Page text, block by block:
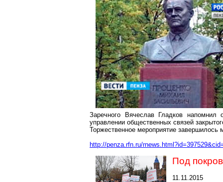
Заречного Вячеслав Гладков
управлении общественных связей
Торжественное мероприятие
http://penza.rfn.ru/
Под
11.11.2015